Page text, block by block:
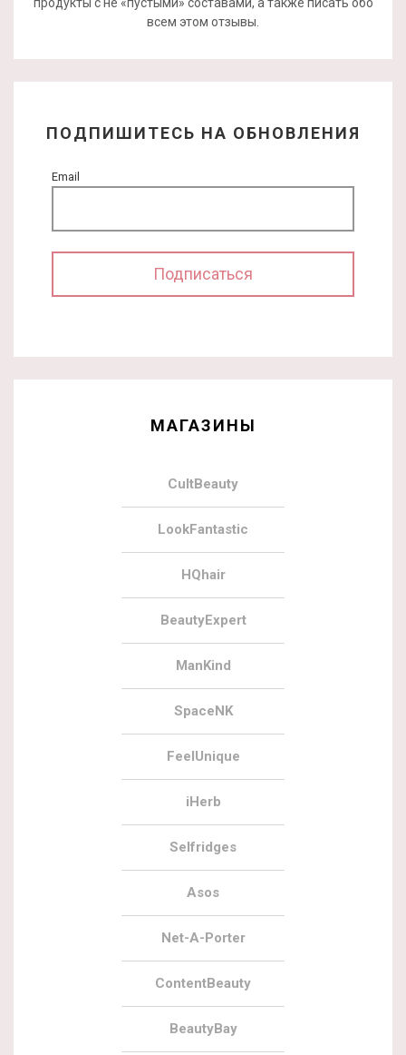
всем этом отзывы.
ПОДПИШИТЕСЬ НА ОБНОВЛЕНИЯ
Email
МАГАЗИНЫ
CultBeauty
LookFantastic
HQhair
BeautyExpert
ManKind
SpaceNK
FeelUnique
iHerb
Selfridges
Asos
Net-A-Porter
ContentBeauty
BeautyBay